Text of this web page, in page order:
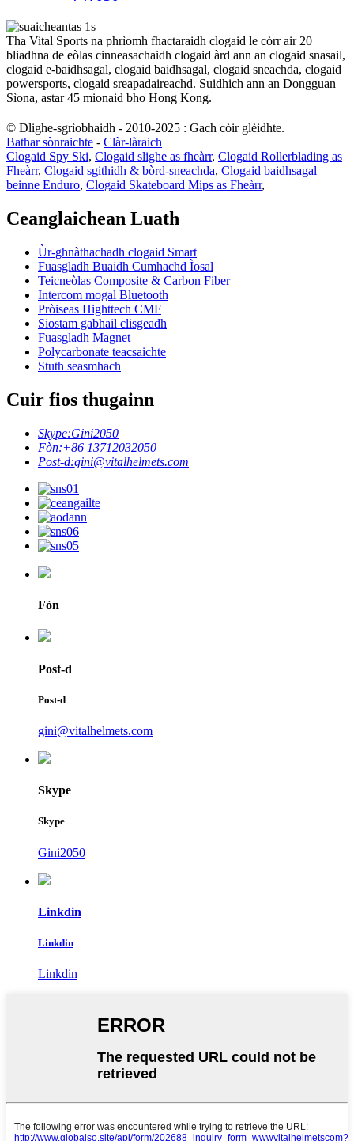
Tha Vital Sports na phrìomh fhactaraidh clogaid le còrr air 20
bliadhna de eòlas cinneasachaidh clogaid àrd ann an clogaid snasail,
clogaid e-baidhsagal, clogaid baidhsagal, clogaid sneachda, clogaid
powersports, clogaid sreapadaireachd. Suidhich ann an Dongguan
Sìona, astar 45 mionaid bho Hong Kong.
© Dlighe-sgrìobhaidh - 2010-2025 : Gach còir glèidhte.
Bathar sònraichte - Clàr-làraich
Clogaid Spy Ski, Clogaid slighe as fheàrr, Clogaid Rollerblading as
Fheàrr, Clogaid sgithidh & bòrd-sneachda, Clogaid baidhsagal
beinne Enduro, Clogaid Skateboard Mips as Fheàrr,
Ceanglaichean Luath
Ùr-ghnàthachadh clogaid Smart
Fuasgladh Buaidh Cumhachd Ìosal
Teicneòlas Composite & Carbon Fiber
Intercom mogal Bluetooth
Pròiseas Highttech CMF
Siostam gabhail clisgeadh
Fuasgladh Magnet
Polycarbonate teacsaichte
Stuth seasmhach
Cuir fios thugainn
Skype:Gini2050
Fòn:+86 13712032050
Post-d:gini@vitalhelmets.com
Fòn
Post-d
Post-d
gini@vitalhelmets.com
Skype
Skype
Gini2050
Linkdin
Linkdin
Linkdin